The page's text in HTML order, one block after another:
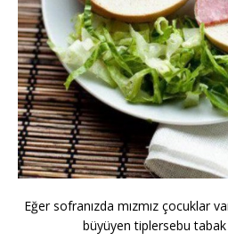
Eğer sofranızda mızmız çocuklar
büyüyen tiplersebu